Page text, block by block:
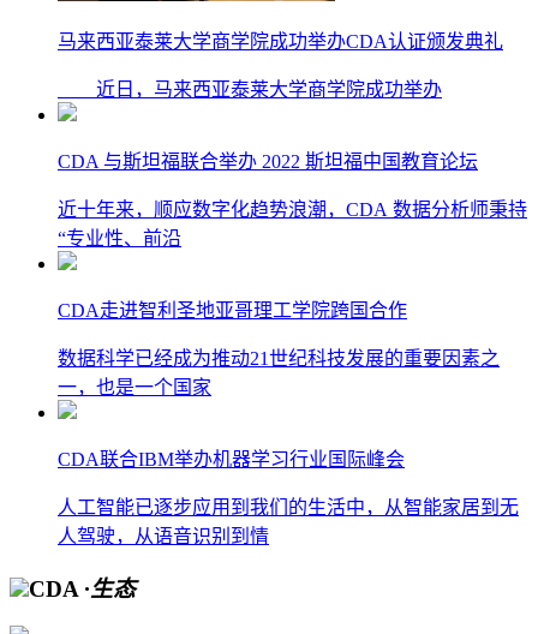
马来西亚泰莱大学商学院成功举办CDA认证颁发典礼
近日，马来西亚泰莱大学商学院成功举办
CDA 与斯坦福联合举办 2022 斯坦福中国教育论坛
近十年来，顺应数字化趋势浪潮，CDA 数据分析师秉持
“专业性、前沿
CDA走进智利圣地亚哥理工学院跨国合作
数据科学已经成为推动21世纪科技发展的重要因素之
一，也是一个国家
CDA联合IBM举办机器学习行业国际峰会
人工智能已逐步应用到我们的生活中，从智能家居到无
人驾驶，从语音识别到情
CDA ·生态